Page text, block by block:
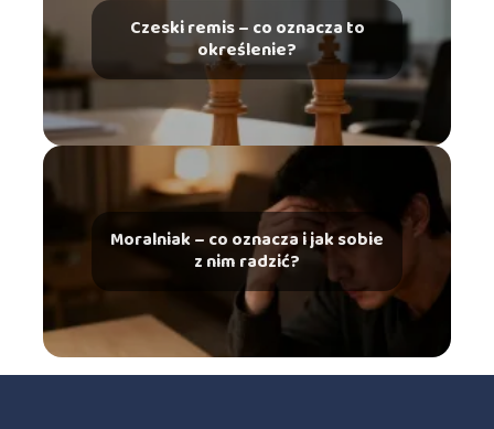
Czeski remis – co oznacza to
określenie?
Moralniak – co oznacza i jak sobie
z nim radzić?